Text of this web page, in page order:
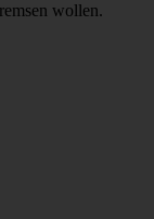
wollen.